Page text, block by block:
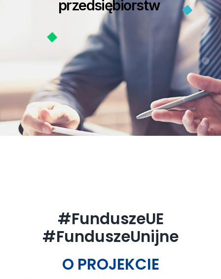
przedsiębiorstw
#FunduszeUE
#FunduszeUnijne
O PROJEKCIE